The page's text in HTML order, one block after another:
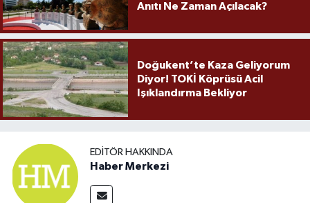
Anıtı Ne Zaman Açılacak?
Doğukent’te Kaza Geliyorum
Diyor! TOKİ Köprüsü Acil
Işıklandırma Bekliyor
EDITÖR HAKKINDA
Haber Merkezi